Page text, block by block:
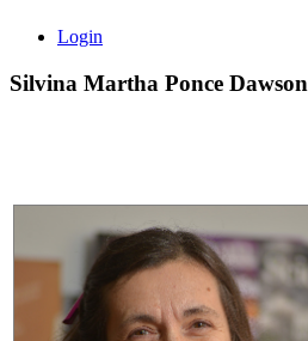
Login
Silvina Martha Ponce Dawson